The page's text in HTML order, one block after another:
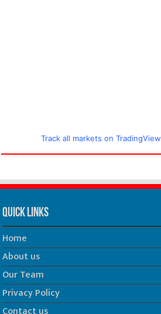
Track all markets on TradingView
Quick Links
Home
About us
Our Team
Privacy Policy